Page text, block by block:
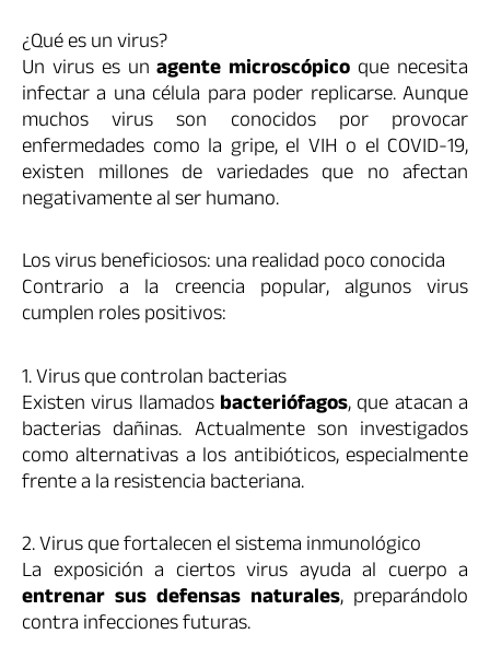
¿Qué es un virus?
Un virus es unagente microscópico que necesita
infectar a una célula para poder replicarse. Aunque
muchos virus son conocidos por provocar
enfermedades como la gripe, el VIH o el COVID-19,
existen millones de variedades que no afectan
negativamente al ser humano.
Los virus beneficiosos: una realidad poco conocida
Contrario a la creencia popular, algunos virus
cumplen roles positivos:
1. Virus que controlan bacterias
Existen virus llamadosbacteriófagos, que atacan a
bacterias dañinas. Actualmente son investigados
como alternativas a los antibióticos, especialmente
frente a la resistencia bacteriana.
2. Virus que fortalecen el sistema inmunológico
La exposición a ciertos virus ayuda al cuerpo a
entrenar sus defensas naturales, preparándolo
contra infecciones futuras.